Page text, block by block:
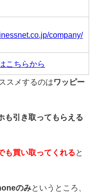
company/
こちらから
スメするのはワッピー
も引き取ってもらえる
も買い取ってくれる と
のみというところ、